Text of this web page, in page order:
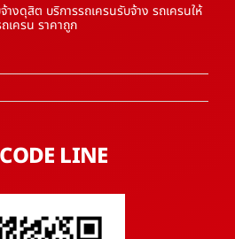
างดุสิต บริการรถเครนรับจ้าง รถเครนให้
ถเครน ราคาถูก
LINE